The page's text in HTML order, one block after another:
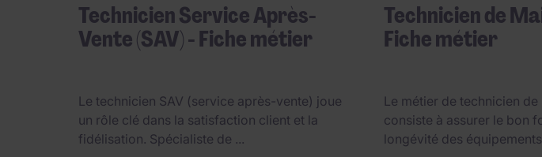
Technicien Service Après-
Vente (SAV) - Fiche métier
Le technicien SAV (service après-vente) joue
un rôle clé dans la satisfaction client et la
fidélisation. Spécialiste de ...
Technicien de
Fiche métier
Le métier de technicien de
consiste à assurer le bon
longévité des